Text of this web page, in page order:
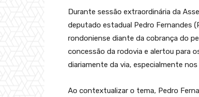
Durante sessão extraordinária da
deputado estadual Pedro Fernandes
rondoniense diante da cobrança do
concessão da rodovia e alertou para
diariamente da via, especialmente
Ao contextualizar o tema, Pedro